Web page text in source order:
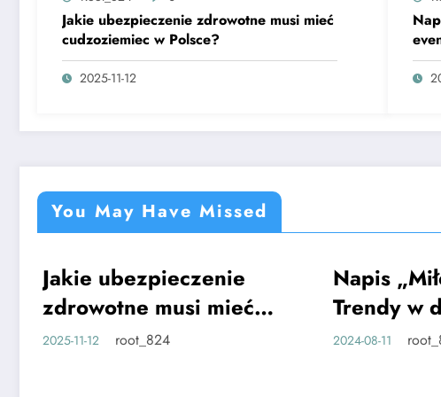
Jakie ubezpieczenie zdrowotne musi mieć
cudzoziemiec w Polsce?
2025-11-12
You May Have Missed
CIEKAWE
Jakie ubezpieczenie
zdrowotne musi mieć
cudzoziemiec w
2025-11-12 root_824
CIEKAWE
Napis
Trendy w
eventów i
2024-08-11